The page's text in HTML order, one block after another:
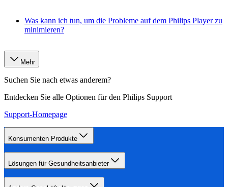
Was kann ich tun, um die Probleme auf dem Philips Player zu
minimieren?
Mehr
Suchen Sie nach etwas anderem?
Entdecken Sie alle Optionen für den Philips Support
Support-Homepage
Konsumenten Produkte
Lösungen für Gesundheitsanbieter